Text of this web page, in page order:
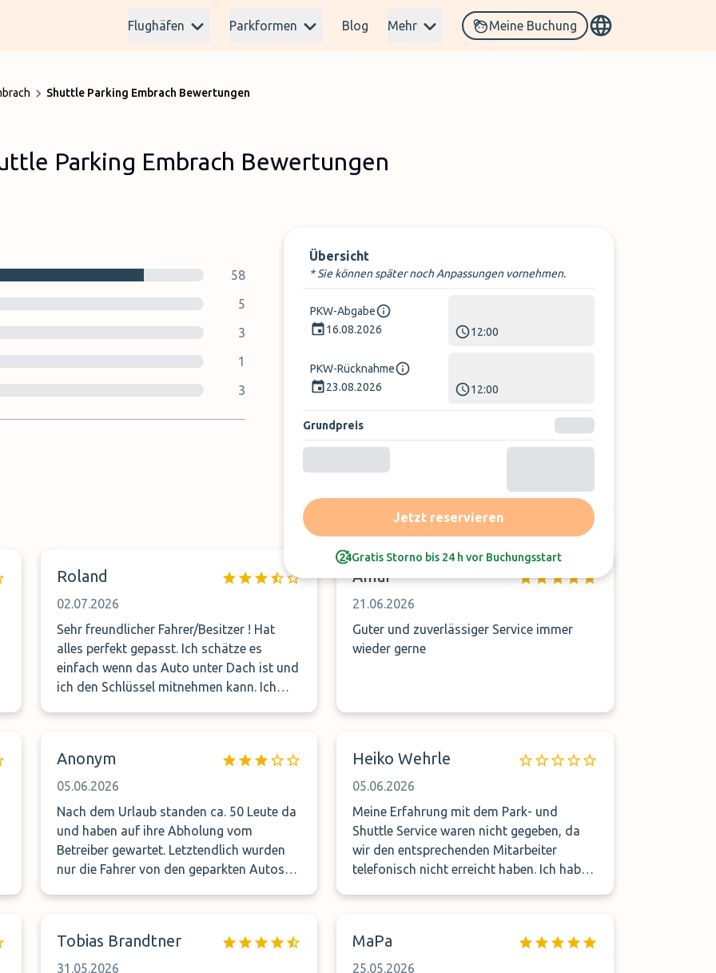
Flughäfen Parkformen Blog Mehr Meine Buchung
Shuttle Parking Embrach Bewertungen
Parking Embrach Bewertungen
58
5
3
1
3
Übersicht
* Sie können später noch Anpassungen vornehmen.
PKW-Abgabe
16.08.2026
12:00
PKW-Rücknahme
23.08.2026
12:00
Grundpreis
Jetzt reservieren
Gratis Storno bis 24 h vor Buchungsstart
Sortieren nach: Neueste Bewertung
Roland
02.07.2026
Sehr freundlicher Fahrer/Besitzer ! Hat
alles perfekt gepasst. Ich schätze es
einfach wenn das Auto unter Dach ist und
ich den Schlüssel mitnehmen kann. Ich
Amar
21.06.2026
Guter und zuverlässiger Service immer
wieder gerne
Anonym
05.06.2026
Nach dem Urlaub standen ca. 50 Leute da
und haben auf ihre Abholung vom
Betreiber gewartet. Letztendlich wurden
nur die Fahrer von den geparkten Autos
können.
Heiko Wehrle
05.06.2026
Meine Erfahrung mit dem Park- und
Shuttle Service waren nicht gegeben, da
wir den entsprechenden Mitarbeiter
telefonisch nicht erreicht haben. Ich habe
Mailbox dran. Wir sind dann nach einer
Wartezeit von fast einer Stunde selbst an
Tobias Brandtner
31.05.2026
MaPa
25.05.2026